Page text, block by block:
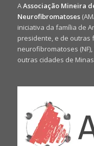
AAssociação Mineira
Neurofibromatoses
iniciativa da família de
presidente, e de outras
neurofibromatoses
outras cidades de